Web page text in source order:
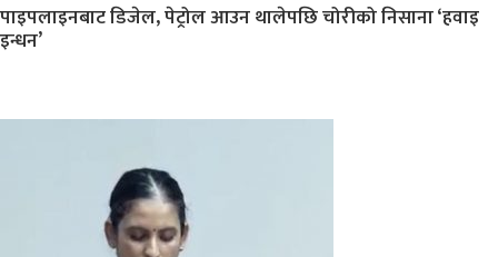
पाइपलाइनबाट डिजेल, पेट्रोल आउन थालेपछि चोरीको निसाना ‘हवाइ
इन्धन’